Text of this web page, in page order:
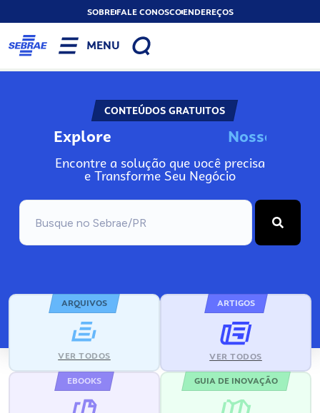
SOBREFALE CONOSCOENDEREÇOS
MENU
CONTEÚDOS GRATUITOS
Explore Nosso
Encontre a solução que você precisa
e Transforme Seu Negócio
ARQUIVOS
VER TODOS
ARTIGOS
VER TODOS
EBOOKS GUIA DE INOVAÇÃO